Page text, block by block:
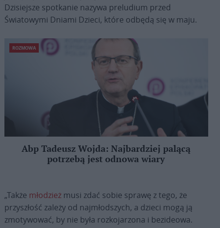
Dzisiejsze spotkanie nazywa preludium przed
Światowymi Dniami Dzieci, które odbędą się w maju.
ROZMOWA
Abp Tadeusz Wojda: Najbardziej palącą
potrzebą jest odnowa wiary
„Także młodzieżmusi zdać sobie sprawę z tego, że
przyszłość zależy od najmłodszych, a dzieci mogą ją
zmotywować, by nie była rozkojarzona i bezideowa.